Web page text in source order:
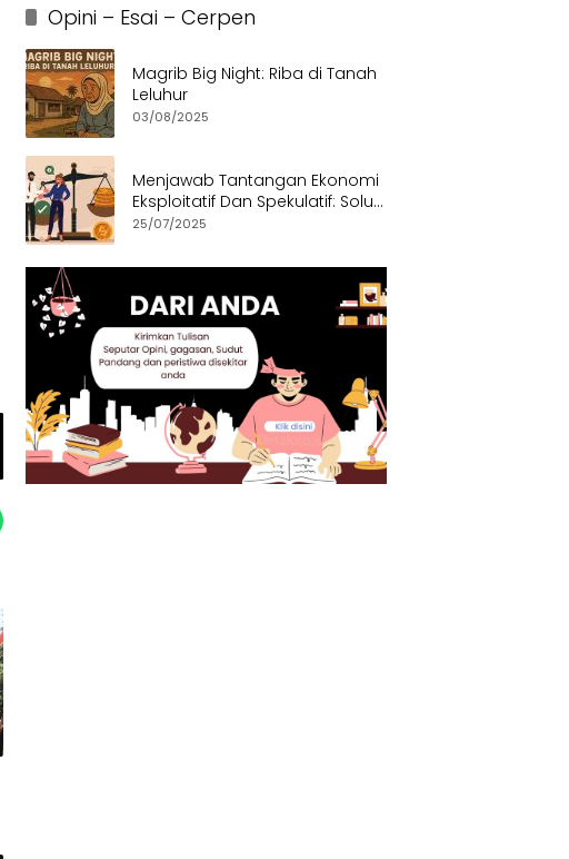
Opini – Esai – Cerpen
Magrib Big Night: Riba di Tanah
Leluhur
03/08/2025
Menjawab Tantangan Ekonomi
Eksploitatif Dan Spekulatif: Solusi
Etis dan Berkeadilan
25/07/2025